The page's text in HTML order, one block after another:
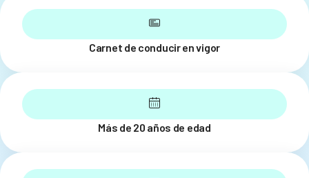
Carnet de conducir en vigor
Más de 20 años de edad